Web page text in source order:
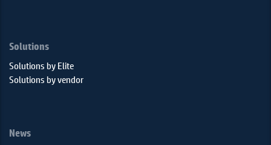
Solutions
Solutions by Elite
Solutions by vendor
News